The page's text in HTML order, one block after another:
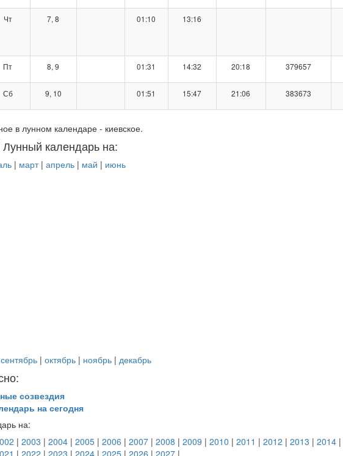
Чт 7, 8 01:10 13:16
Пт 8, 9 01:31 14:32 20:18 379657
Сб 9, 10 01:51 15:47 21:06 383673
в лунном календаре - киевское.
календарь на:
| март| апрель| май | июнь
сентябрь| октябрь| ноябрь| декабрь
созвездия
на сегодня
на:
| 2003 | 2004| 2005| 2006 | 2007| 2008 | 2009 | 2010 | 2011 | 2012 | 2013 | 2014|